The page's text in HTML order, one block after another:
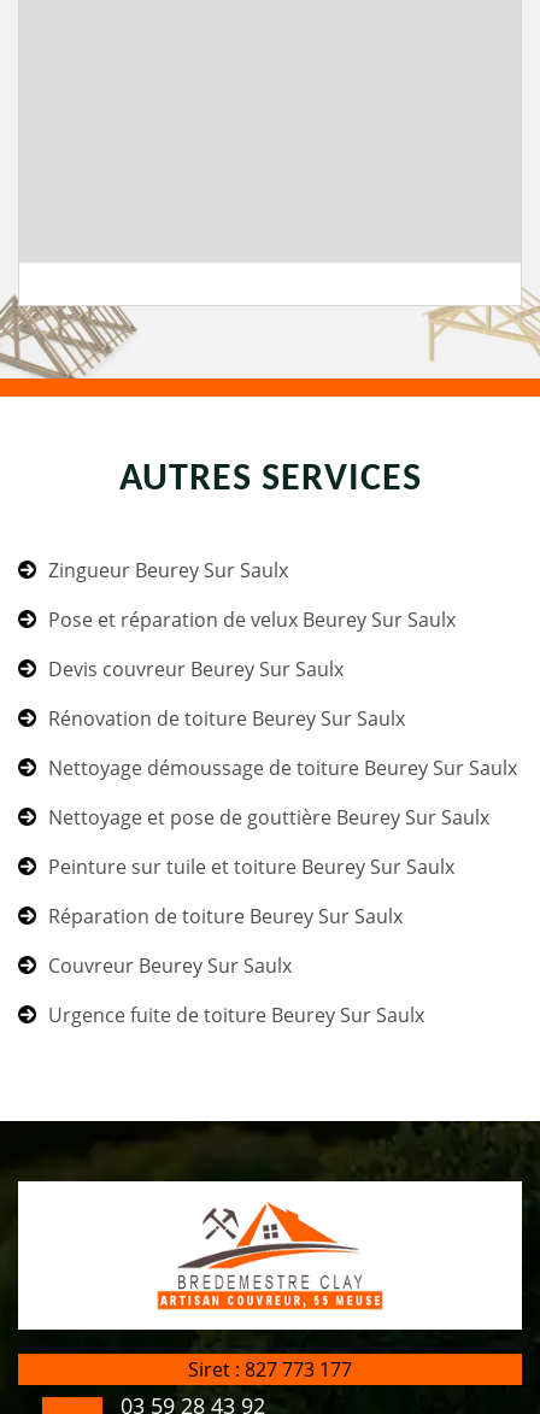
AUTRES SERVICES
Zingueur Beurey Sur Saulx
Pose et réparation de velux Beurey Sur Saulx
Devis couvreur Beurey Sur Saulx
Rénovation de toiture Beurey Sur Saulx
Nettoyage démoussage de toiture Beurey Sur Saulx
Nettoyage et pose de gouttière Beurey Sur Saulx
Peinture sur tuile et toiture Beurey Sur Saulx
Réparation de toiture Beurey Sur Saulx
Couvreur Beurey Sur Saulx
Urgence fuite de toiture Beurey Sur Saulx
Siret : 827 773 177
03 59 28 43 92